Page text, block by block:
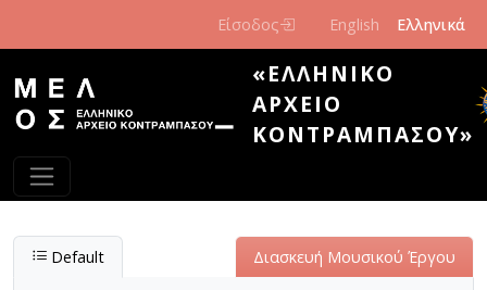
Είσοδος English Ελληνικά
«ΕΛΛΗΝΙΚΌ
ΑΡΧΕΊΟ
ΚΟΝΤΡΑΜΠΆΣΟΥ»
Default Διασκευή Μουσικού Έργου